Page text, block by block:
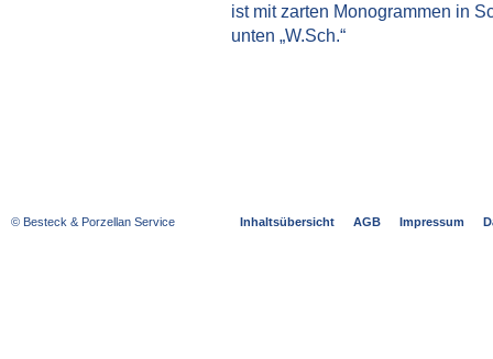
ist mit zarten Monogrammen in
unten „W.Sch.“
© Besteck & Porzellan Service Inhaltsübersicht AGB Impressum